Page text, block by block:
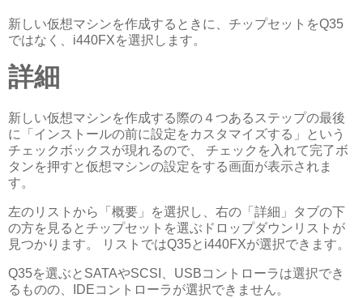
新しい仮想マシンを作成するときに、チップセットをQ35
ではなく、i440FXを選択します。
詳細
新しい仮想マシンを作成する際の４つあるステップの最後
に「インストールの前に設定をカスタマイズする」という
チェックボックスが現れるので、 チェックを入れて完了ボ
タンを押すと仮想マシンの設定をする画面が表示されま
す。
左のリストから「概要」を選択し、右の「詳細」タブの下
の方を見るとチップセットを選ぶドロップダウンリストが
見つかります。 リストではQ35とi440FXが選択できます。
Q35を選ぶとSATAやSCSI、USBコントローラは選択でき
るものの、IDEコントローラが選択できません。